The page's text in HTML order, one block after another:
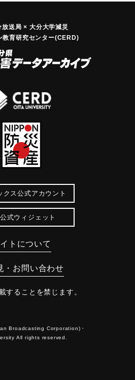
放送局 × 大分大学減災
教育研究センター(CERD)
クス公式アカウント
公式ウィジェット
トについて
・お問い合わせ
することを禁じます。
Broadcasting Corporation)・
All rights reserved.